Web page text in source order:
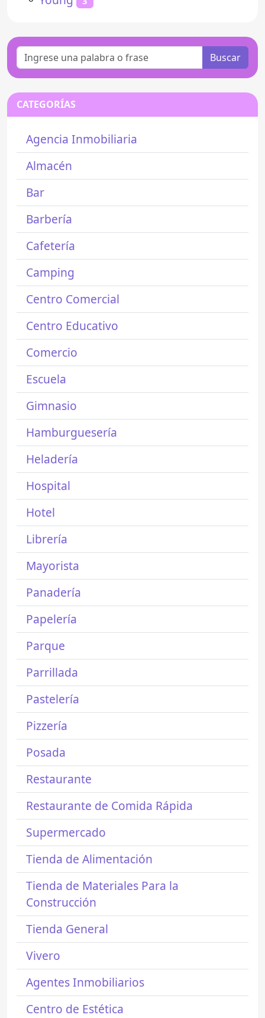
Buscar
CATEGORÍAS
Agencia Inmobiliaria
Almacén
Bar
Barbería
Cafetería
Camping
Centro Comercial
Centro Educativo
Comercio
Escuela
Gimnasio
Hamburguesería
Heladería
Hospital
Hotel
Librería
Mayorista
Panadería
Papelería
Parque
Parrillada
Pastelería
Pizzería
Posada
Restaurante
Restaurante de Comida Rápida
Supermercado
Tienda de Alimentación
Tienda de Materiales Para la
Construcción
Tienda General
Vivero
Agentes Inmobiliarios
Centro de Estética